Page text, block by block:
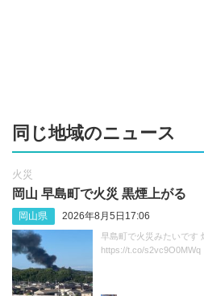
同じ地域のニュース
火災
岡山 早島町で火災 黒煙上がる
岡山県 2026年8月5日17:06
早島町で火災みたいです
https://t.co/s2vc9O0MWq